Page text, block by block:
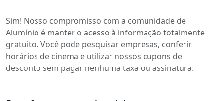
Sim! Nosso compromisso com a comunidade de
Alumínio é manter o acesso à informação totalmente
gratuito. Você pode pesquisar empresas, conferir
horários de cinema e utilizar nossos cupons de
desconto sem pagar nenhuma taxa ou assinatura.